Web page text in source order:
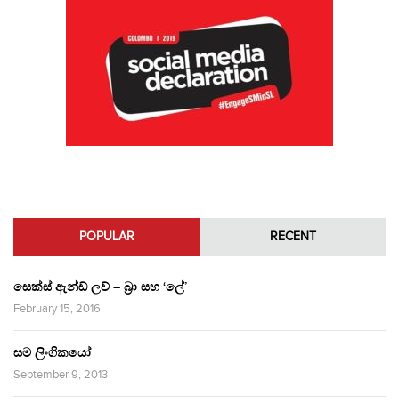
POPULAR RECENT
සෙක්ස් ඇන්ඩ් ලව් – බ්‍රා සහ ‘ලේ’
February 15, 2016
සම ලිංගිකයෝ
September 9, 2013